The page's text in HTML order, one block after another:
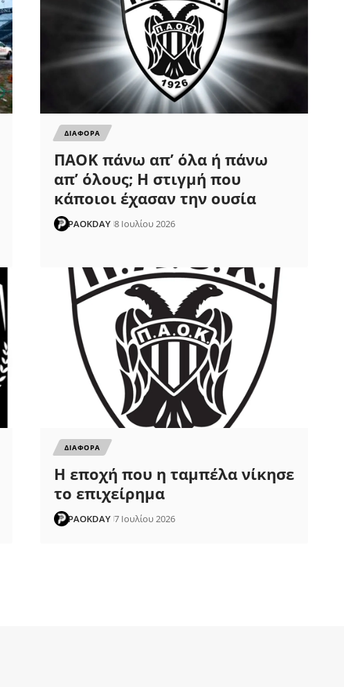
ΔΙΑΦΟΡΑ
ΠΑΟΚ πάνω απ’ όλα ή πάνω
απ’ όλους; Η στιγμή που
κάποιοι έχασαν την ουσία
PAOKDAY 8 Ιουλίου 2026
ΔΙΑΦΟΡΑ
Η εποχή που η ταμπέλα νίκησε
το επιχείρημα
PAOKDAY 7 Ιουλίου 2026